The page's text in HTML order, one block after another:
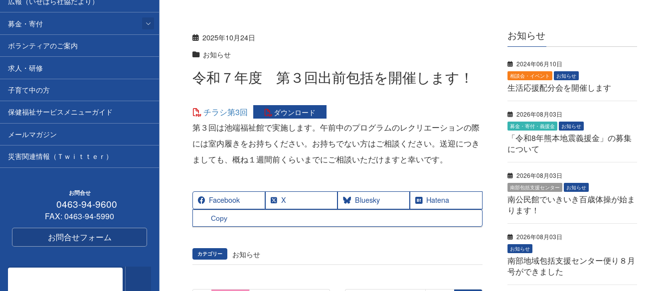
募金・寄付
ボランティアのご案内
求人・研修
子育て中の方
保健福祉サービスメニューガイド
メールマガジン
災害関連情報（Ｔｗｉｔｔｅｒ）
お問合せ
0463-94-9600
FAX: 0463-94-5990
お問合せフォーム
2025年10月24日
お知らせ
令和７年度 第３回出前包括を開催します！
チラシ第3回 ダウンロード
第３回は池端福祉館で実施します。午前中のプログラムのレクリエーションの際
には室内履きをお持ちください。お持ちでない方はご相談ください。送迎につき
ましても、概ね１週間前くらいまでにご相談いただけますと幸いです。
Facebook X Bluesky Hatena
Copy
カテゴリー お知らせ
お知らせ
2024年06月10日
相談会・イベント お知らせ
生活応援配分会を開催します
2026年08月03日
募金・寄付・義援金 お知らせ
「令和8年熊本地震義援金」の募集
について
2026年08月03日
南部包括支援センター お知らせ
南公民館でいきいき百歳体操が始ま
ります！
2026年08月03日
お知らせ
南部地域包括支援センター便り８月
号ができました